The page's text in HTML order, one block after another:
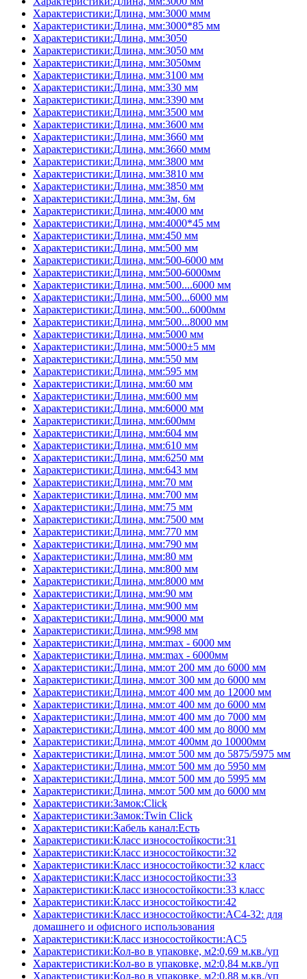
Характеристики:Длина, мм:3000 ммм
Характеристики:Длина, мм:3000*85 мм
Характеристики:Длина, мм:3050
Характеристики:Длина, мм:3050 мм
Характеристики:Длина, мм:3050мм
Характеристики:Длина, мм:3100 мм
Характеристики:Длина, мм:330 мм
Характеристики:Длина, мм:3390 мм
Характеристики:Длина, мм:3500 мм
Характеристики:Длина, мм:3600 мм
Характеристики:Длина, мм:3660 мм
Характеристики:Длина, мм:3660 ммм
Характеристики:Длина, мм:3800 мм
Характеристики:Длина, мм:3810 мм
Характеристики:Длина, мм:3850 мм
Характеристики:Длина, мм:3м, 6м
Характеристики:Длина, мм:4000 мм
Характеристики:Длина, мм:4000*45 мм
Характеристики:Длина, мм:450 мм
Характеристики:Длина, мм:500 мм
Характеристики:Длина, мм:500-6000 мм
Характеристики:Длина, мм:500-6000мм
Характеристики:Длина, мм:500....6000 мм
Характеристики:Длина, мм:500...6000 мм
Характеристики:Длина, мм:500...6000мм
Характеристики:Длина, мм:500...8000 мм
Характеристики:Длина, мм:5000 мм
Характеристики:Длина, мм:5000±5 мм
Характеристики:Длина, мм:550 мм
Характеристики:Длина, мм:595 мм
Характеристики:Длина, мм:60 мм
Характеристики:Длина, мм:600 мм
Характеристики:Длина, мм:6000 мм
Характеристики:Длина, мм:600мм
Характеристики:Длина, мм:604 мм
Характеристики:Длина, мм:610 мм
Характеристики:Длина, мм:6250 мм
Характеристики:Длина, мм:643 мм
Характеристики:Длина, мм:70 мм
Характеристики:Длина, мм:700 мм
Характеристики:Длина, мм:75 мм
Характеристики:Длина, мм:7500 мм
Характеристики:Длина, мм:770 мм
Характеристики:Длина, мм:790 мм
Характеристики:Длина, мм:80 мм
Характеристики:Длина, мм:800 мм
Характеристики:Длина, мм:8000 мм
Характеристики:Длина, мм:90 мм
Характеристики:Длина, мм:900 мм
Характеристики:Длина, мм:9000 мм
Характеристики:Длина, мм:998 мм
Характеристики:Длина, мм:max - 6000 мм
Характеристики:Длина, мм:max - 6000мм
Характеристики:Длина, мм:от 200 мм до 6000 мм
Характеристики:Длина, мм:от 300 мм до 6000 мм
Характеристики:Длина, мм:от 400 мм до 12000 мм
Характеристики:Длина, мм:от 400 мм до 6000 мм
Характеристики:Длина, мм:от 400 мм до 7000 мм
Характеристики:Длина, мм:от 400 мм до 8000 мм
Характеристики:Длина, мм:от 400мм до 10000мм
Характеристики:Длина, мм:от 500 мм до 5875/5975 мм
Характеристики:Длина, мм:от 500 мм до 5950 мм
Характеристики:Длина, мм:от 500 мм до 5995 мм
Характеристики:Длина, мм:от 500 мм до 6000 мм
Характеристики:Замок:Click
Характеристики:Замок:Twin Click
Характеристики:Кабель канал:Есть
Характеристики:Класс износостойкости:31
Характеристики:Класс износостойкости:32
Характеристики:Класс износостойкости:32 класс
Характеристики:Класс износостойкости:33
Характеристики:Класс износостойкости:33 класс
Характеристики:Класс износостойкости:42
Характеристики:Класс износостойкости:AC4-32: для
домашнего и офисного использования
Характеристики:Класс износостойкости:AC5
Характеристики:Кол-во в упаковке, м2:0,69 м.кв./уп
Характеристики:Кол-во в упаковке, м2:0,84 м.кв./уп
Характеристики:Кол-во в упаковке, м2:0,88 м.кв./уп